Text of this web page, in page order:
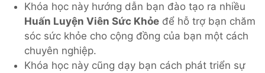
Khóa học này hướng dẫn bạn đào tạo ra nhiều
Huấn Luyện Viên Sức Khỏeđể hỗ trợ bạn chăm
sóc sức khỏe cho cộng đồng của bạn một cách
chuyên nghiệp.
Khóa học này cũng dạy bạn cách phát triển sự